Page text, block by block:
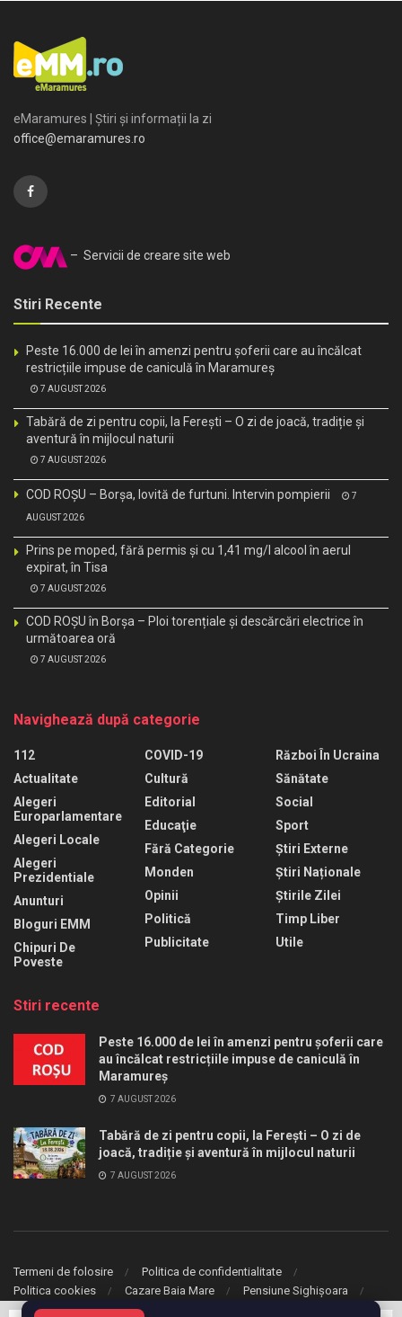
eMaramures | Știri și informații la zi
office@emaramures.ro
– Servicii de creare site web
Stiri Recente
Peste 16.000 de lei în amenzi pentru șoferii care au încălcat
restricțiile impuse de caniculă în Maramureș
7 AUGUST 2026
Tabără de zi pentru copii, la Ferești – O zi de joacă, tradiție și
aventură în mijlocul naturii
7 AUGUST 2026
COD ROȘU – Borșa, lovită de furtuni. Intervin pompierii 7
AUGUST 2026
Prins pe moped, fără permis și cu 1,41 mg/l alcool în aerul
expirat, în Tisa
7 AUGUST 2026
COD ROȘU în Borșa – Ploi torențiale și descărcări electrice în
următoarea oră
7 AUGUST 2026
Navighează după categorie
112
Actualitate
Alegeri
Europarlamentare
Alegeri Locale
Alegeri
Prezidentiale
Anunturi
Bloguri EMM
Chipuri De
Poveste
COVID-19
Cultură
Editorial
Educaţie
Fără Categorie
Monden
Opinii
Politică
Publicitate
Război În Ucraina
Sănătate
Social
Sport
Știri Externe
Știri Naționale
Știrile Zilei
Timp Liber
Utile
Stiri recente
Peste 16.000 de lei în amenzi pentru șoferii care
au încălcat restricțiile impuse de caniculă în
Maramureș
7 AUGUST 2026
Tabără de zi pentru copii, la Ferești – O zi de
joacă, tradiție și aventură în mijlocul naturii
7 AUGUST 2026
Termeni de folosire
Politica de confidentialitate
Politica cookies
Cazare Baia Mare Pensiune Sighișoara